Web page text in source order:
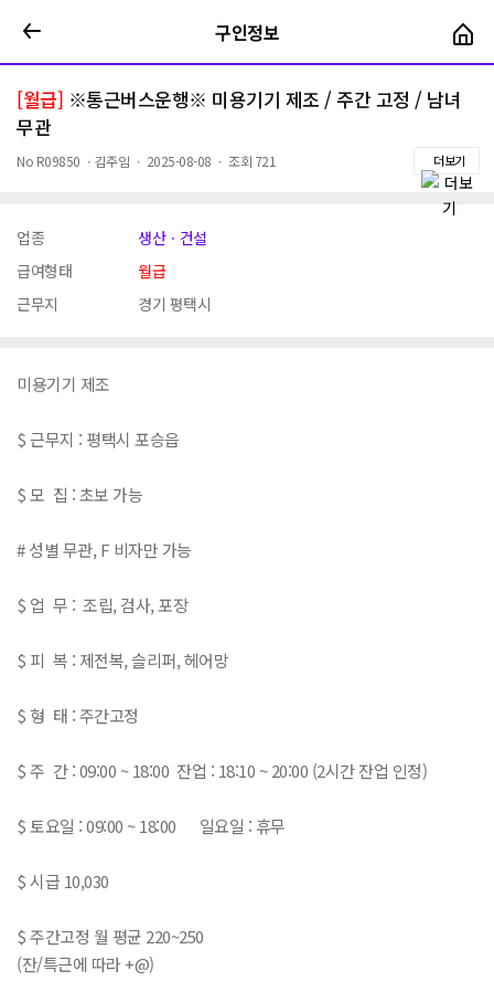
구인정보
[월급] ※통근버스운행※ 미용기기 제조 / 주간 고정 / 남녀
무관
No R09850 ㆍ 김주임 ㆍ 2025-08-08 ㆍ 조회 721 더보기
업종
생산ㆍ건설
급여형태
월급
근무지
경기 평택시
미용기기 제조
$ 근무지 : 평택시 포승읍
$ 모 집 : 초보 가능
# 성별 무관, F 비자만 가능
$ 업 무 : 조립, 검사, 포장
$ 피 복 : 제전복, 슬리퍼, 헤어망
$ 형 태 : 주간고정
$ 주 간 : 09:00 ~ 18:00 잔업 : 18:10 ~ 20:00 (2시간 잔업 인정)
$ 토요일 : 09:00 ~ 18:00 일요일 : 휴무
$ 시급 10,030
$ 주간고정 월 평균 220~250
(잔/특근에 따라 +@)
구인정보